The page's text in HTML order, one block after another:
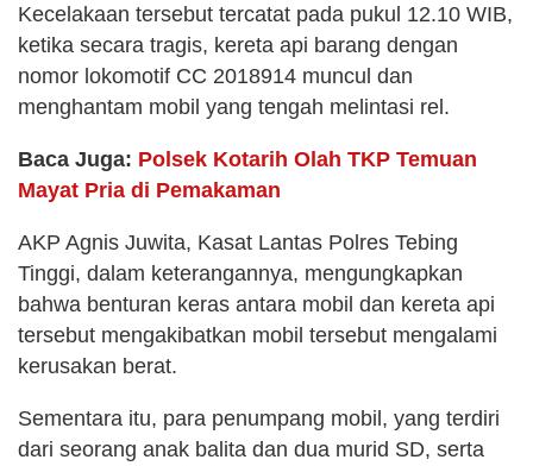
Kecelakaan tersebut tercatat pada pukul 12.10 WIB,
ketika secara tragis, kereta api barang dengan
nomor lokomotif CC 2018914 muncul dan
menghantam mobil yang tengah melintasi rel.
Baca Juga: Polsek Kotarih Olah TKP Temuan
Mayat Pria di Pemakaman
AKP Agnis Juwita, Kasat Lantas Polres Tebing
Tinggi, dalam keterangannya, mengungkapkan
bahwa benturan keras antara mobil dan kereta api
tersebut mengakibatkan mobil tersebut mengalami
kerusakan berat.
Sementara itu, para penumpang mobil, yang terdiri
dari seorang anak balita dan dua murid SD, serta